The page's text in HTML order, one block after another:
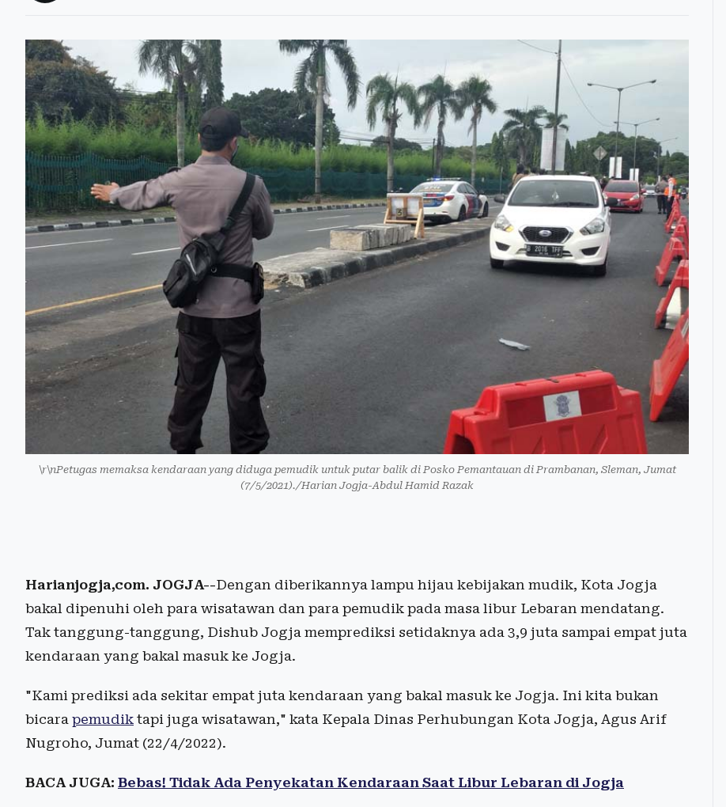
\r\nPetugas memaksa kendaraan yang diduga pemudik untuk putar balik di Posko Pemantauan di Prambanan, Sleman, Jumat
(7/5/2021)./Harian Jogja-Abdul Hamid Razak
Harianjogja,com. JOGJA--Dengan diberikannya lampu hijau kebijakan mudik, Kota Jogja
bakal dipenuhi oleh para wisatawan dan para pemudik pada masa libur Lebaran mendatang.
Tak tanggung-tanggung, Dishub Jogja memprediksi setidaknya ada 3,9 juta sampai empat juta
kendaraan yang bakal masuk ke Jogja.
"Kami prediksi ada sekitar empat juta kendaraan yang bakal masuk ke Jogja. Ini kita bukan
bicara pemudik tapi juga wisatawan," kata Kepala Dinas Perhubungan Kota Jogja, Agus Arif
Nugroho, Jumat (22/4/2022).
BACA JUGA: Bebas! Tidak Ada Penyekatan Kendaraan Saat Libur Lebaran di Jogja